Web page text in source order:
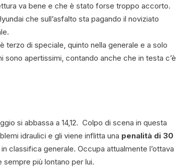
va bene e che è stato forse troppo accorto.
che sull’asfalto sta pagando il noviziato
, è terzo di speciale, quinto nella generale e a solo
sono apertissimi, contando anche che in testa c’è
si abbassa a 14,12. Colpo di scena in questa
idraulici e gli viene inflitta una penalità di 30
classifica generale. Occupa attualmente l’ottava
sempre più lontano per lui.